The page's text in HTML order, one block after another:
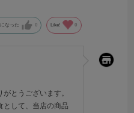
、味もイマイチ…デス。
たいままでも食べられます。
られるのは気持ちが楽になると
なった 0 Like! 0
とうございます。
として、当店の商品